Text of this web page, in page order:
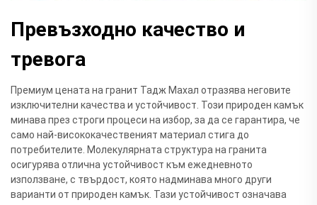
Превъзходно качество и
тревога
Премиум цената на гранит Тадж Махал отразява неговите
изключителни качества и устойчивост. Този природен камък
минава през строги процеси на избор, за да се гарантира, че
само най-висококачественият материал стига до
потребителите. Молекулярната структура на гранита
осигурява отлична устойчивост към ежедневното
използване, с твърдост, която надминава много други
варианти от природен камък. Тази устойчивост означава